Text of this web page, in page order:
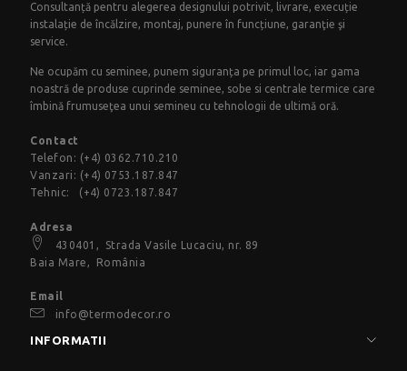
Consultanță pentru alegerea designului potrivit, livrare, execuție
instalație de încălzire, montaj, punere în funcțiune, garanţie şi
service.
Ne ocupăm cu seminee, punem siguranța pe primul loc, iar gama
noastră de produse cuprinde seminee, sobe si centrale termice care
îmbină frumuseţea unui semineu cu tehnologii de ultimă oră.
Contact
Telefon: (+4) 0362.710.210
Vanzari: (+4) 0753.187.847
Tehnic:
(+4) 0723.187.847
Adresa
430401, Strada Vasile Lucaciu, nr. 89
Baia Mare, România
Email
info@termodecor.ro
INFORMATII